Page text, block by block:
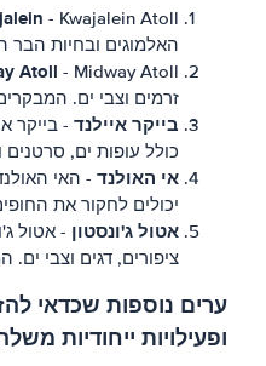
האלמוגים ובחיות הבר
Atoll
זרמים וצבי ים.
בייקר איילנד - בייקר
כולל עופות ים,
אי האולנד - האי
יכולים לחקור את
אטול ג'ונסטון - אטול
ציפורים, דגים וצבי
ופעילויות ייחודיות